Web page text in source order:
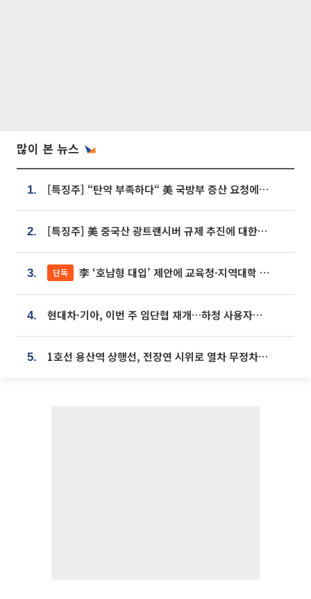
많이 본 뉴스
1. [특징주] “탄약 부족하다“ 美 국방부 증산 요청에⋯국내 방산주 급등세
2. [특징주] 美 중국산 광트랜시버 규제 추진에 대한광통신 등 광통신株 강세
3. 단독 李 ‘호남형 대입’ 제안에 교육청·지역대학 서·논술형 입시 연계 '착수'
4. 현대차·기아, 이번 주 임단협 재개…하청 사용자성 재심도 ‘변수’
5. 1호선 용산역 상행선, 전장연 시위로 열차 무정차 운행